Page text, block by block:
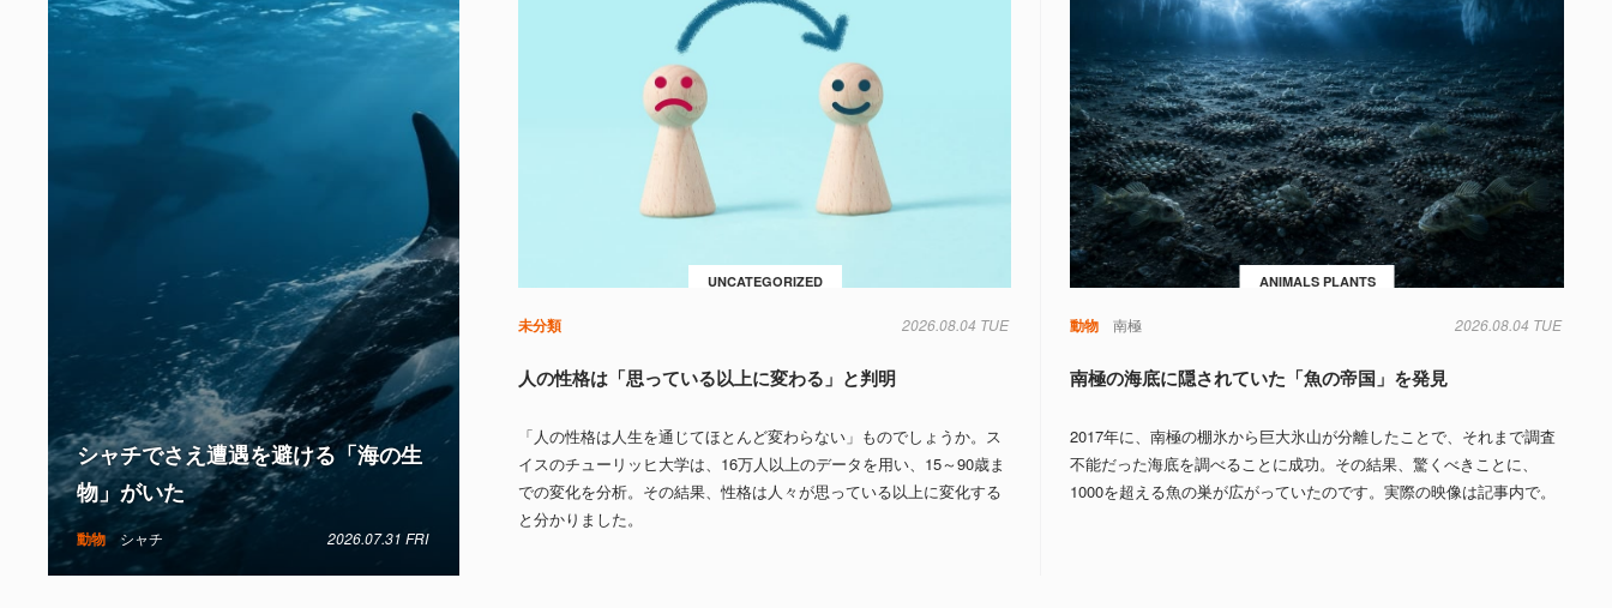
動物 シャチ 2026.07.31 FRI
シャチでさえ遭遇を避ける「海の生
物」がいた
UNCATEGORIZED
未分類 2026.08.04 TUE
人の性格は「思っている以上に変わる」と判明
「人の性格は人生を通じてほとんど変わらない」ものでしょうか。ス
イスのチューリッヒ大学は、16万人以上のデータを用い、15～90歳ま
での変化を分析。その結果、性格は人々が思っている以上に変化する
と分かりました。
ANIMALS PLANTS
動物 南極 2026.08.04 TUE
南極の海底に隠されていた「魚の帝国」を発見
2017年に、南極の棚氷から巨大氷山が分離したことで、それまで調査
不能だった海底を調べることに成功。その結果、驚くべきことに、
1000を超える魚の巣が広がっていたのです。実際の映像は記事内で。